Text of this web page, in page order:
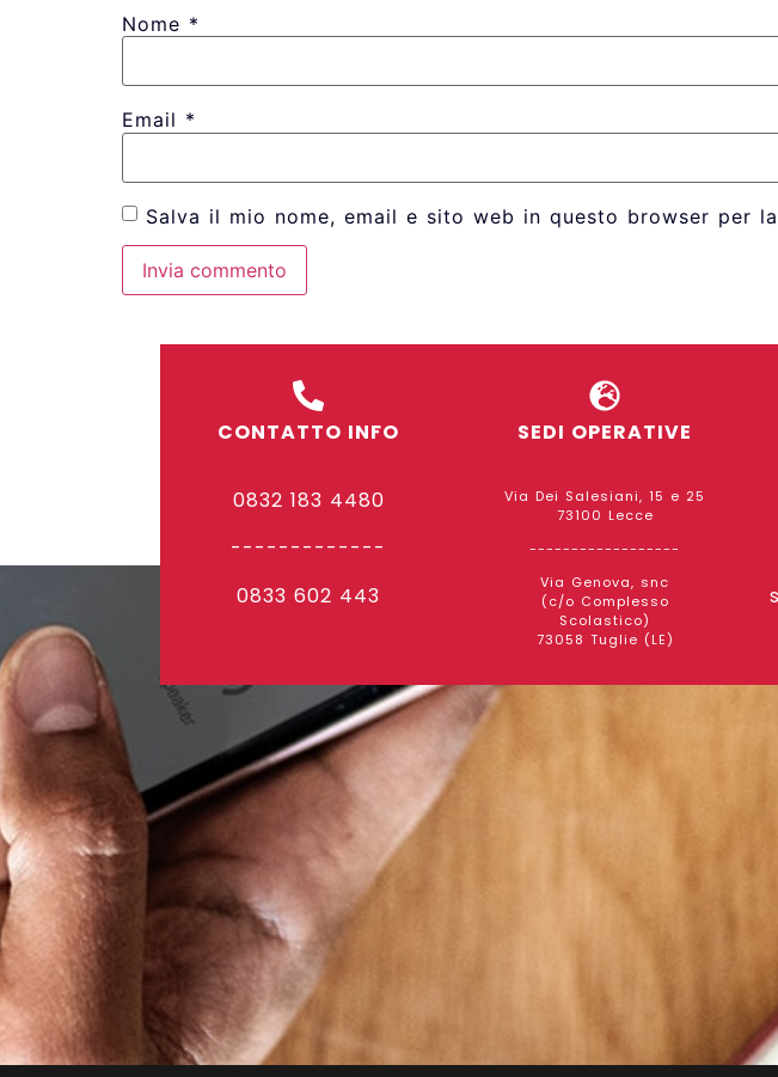
Nome *
Email *
Salva il mio nome, email e sito web in questo browser per
CONTATTO INFO
0832 183 4480
-------------
0833 602 443
SEDI OPERATIVE
Via Dei Salesiani, 15 e 25
73100 Lecce
------------------
Via Genova, snc
(c/o Complesso
Scolastico)
73058 Tuglie (LE)